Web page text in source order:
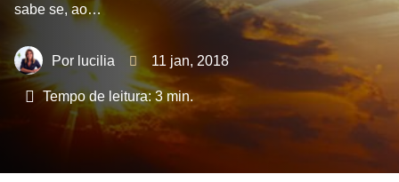
sabe se, ao…
lucilia 11 jan, 2018
Tempo de leitura: 3 min.